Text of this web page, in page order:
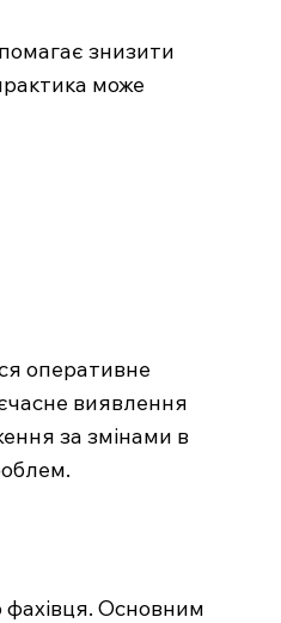
знизити
може
оперативне
виявлення
за змінами в
фахівця. Основним